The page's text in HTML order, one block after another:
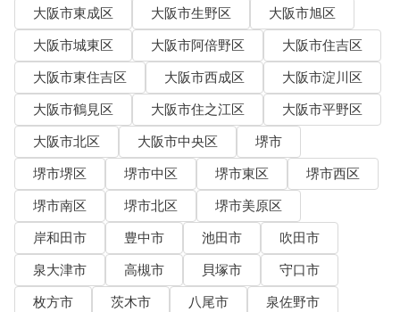
大阪市東成区
大阪市生野区
大阪市旭区
大阪市城東区
大阪市阿倍野区
大阪市住吉区
大阪市東住吉区
大阪市西成区
大阪市淀川区
大阪市鶴見区
大阪市住之江区
大阪市平野区
大阪市北区
大阪市中央区
堺市
堺市堺区
堺市中区 堺市東区
堺市西区
堺市南区
堺市北区
堺市美原区
岸和田市
豊中市 池田市
吹田市
泉大津市
高槻市 貝塚市
守口市
枚方市
茨木市 八尾市
泉佐野市